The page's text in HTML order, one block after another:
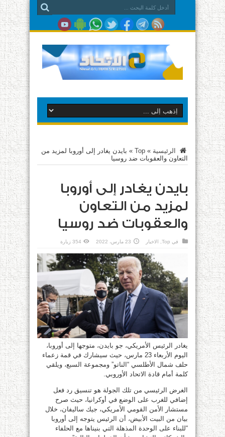
الرئيسية »
Top
» بايدن يغادر إلى أوروبا لمزيد من
التعاون والعقوبات ضد روسيا
بايدن يغادر إلى أوروبا
لمزيد من التعاون
والعقوبات ضد روسيا
في Top الاخبار 23 مارس، 2022 354 زيارة
يغادر الرئيس الأمريكي، جو بايدن، متوجها إلى أوروبا،
اليوم الأربعاء 23 مارس، حيث سيشارك في قمة زعماء
حلف شمال الأطلسي “الناتو” ومجموعة السبع، ويلقي
كلمة أمام قادة الاتحاد الأوروبي.
الغرض الرئيسي من تلك الجولة هو تنسيق رد فعل
إضافي للغرب على الوضع في أوكرانيا، حيث صرح
مستشار الأمن القومي الأمريكي، جيك ساليفان، خلال
بيان من البيت الأبيض، أن الرئيس يتوجه إلى أوروبا
“للبناء على الوحدة المذهلة التي بنيناها مع الحلفاء